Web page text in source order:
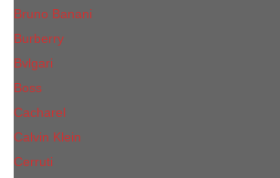
Bruno Banani
Burberry
Bvlgari
Boss
Cacharel
Calvin Klein
Cerruti